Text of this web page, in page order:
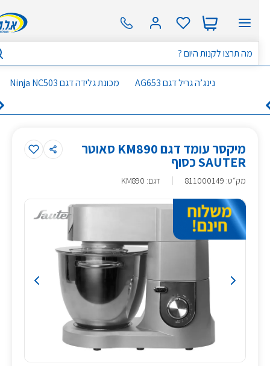
נינג’ה גריל דגם AG653 מכונת גלידה דגם Ninja NC503
מיקסר עומד דגם KM890 סאוטר
SAUTER כסוף
מק״ט:
811000149 דגם: KM890